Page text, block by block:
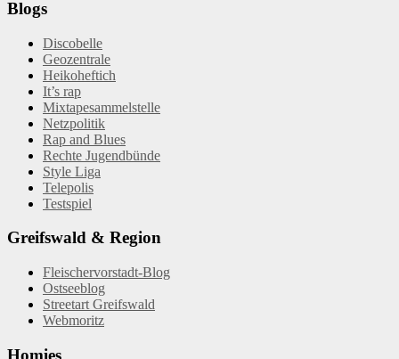
Blogs
Discobelle
Geozentrale
Heikoheftich
It’s rap
Mixtapesammelstelle
Netzpolitik
Rap and Blues
Rechte Jugendbünde
Style Liga
Telepolis
Testspiel
Greifswald & Region
Fleischervorstadt-Blog
Ostseeblog
Streetart Greifswald
Webmoritz
Homies